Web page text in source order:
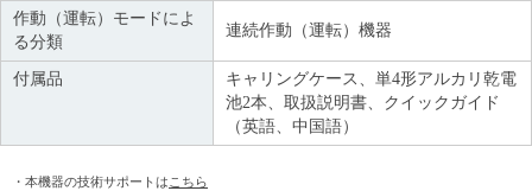
作動（運転）モードによ
る分類
連続作動（運転）機器
付属品
キャリングケース、単4形アルカリ乾電
池2本、取扱説明書、クイックガイド
（英語、中国語）
・本機器の技術サポートは こちら